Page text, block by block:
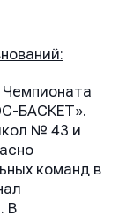
БАСКЕТ».
№ 43 и
команд в
В